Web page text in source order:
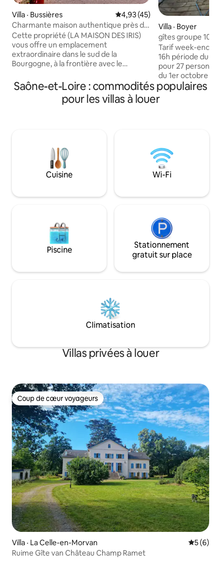
Villa · Bussières Note moyenne de 4,93 sur 5,
4,93 (45)
Charmante maison authentique près de
Cluny
Cette propriété (LA MAISON DES IRIS)
vous offre un emplacement
extraordinaire dans le sud de la
Bourgogne, à la frontière avec le
vins de classe mondiale, de beaux
paysages, une histoire riche et de beaux
endroits. Tout cela à distance de vélo de
Vineuse, Verzé. En juin, juillet et août, la
propriété n'est louée que le samedi
Villa · Boyer
gîtes groupe 10 à
selon saison
Tarif week-end :
16h période du 1er avril au 30 sept tarif
pour 27 personnes gîte entier
du 1er octobre au
personnes
supplément 70€ par
option ménage facultatif
Saône-et-Loire : commodités populaires
pour les villas à louer
Cuisine Wi-Fi
Piscine
Stationnement
gratuit sur place
Climatisation
Villas privées à louer
Coup de cœur voyageurs
Coup de cœur voyageurs
Villa · La Celle-en-Morvan Note
5 (6)
Ruime Gîte van Château Champ Ramet